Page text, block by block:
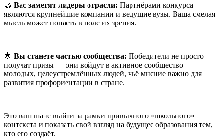
🤝 Вас заметят лидеры отрасли: Партнёрами конкурса
являются крупнейшие компании и ведущие вузы. Ваша смелая
мысль может попасть в поле их зрения.
🌟 Вы станете частью сообщества: Победители не просто
получат призы — они войдут в активное сообщество
молодых, целеустремлённых людей, чьё мнение важно для
развития профориентации в стране.
Это ваш шанс выйти за рамки привычного «школьного»
контекста и показать свой взгляд на будущее образования тем,
кто его создаёт.